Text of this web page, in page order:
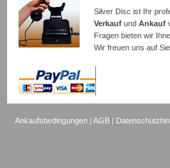
Silver Disc ist Ihr
Verkauf und Ankauf
Fragen bieten wir
Wir freuen uns auf
Ankaufsbedingungen |AGB |